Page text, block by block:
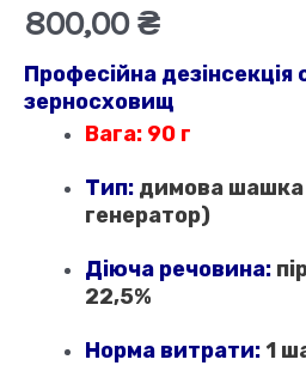
800,00₴
Професійна дезінсекція
зерносховищ
Вага: 90 г
Тип: димова
генератор)
Діюча речовина:
22,5%
Норма витрати: 1